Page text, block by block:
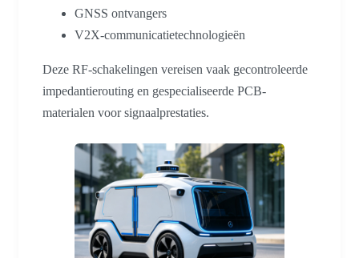
GNSS ontvangers
V2X-communicatietechnologieën
Deze RF-schakelingen vereisen vaak gecontroleerde
impedantierouting en gespecialiseerde PCB-
materialen voor signaalprestaties.